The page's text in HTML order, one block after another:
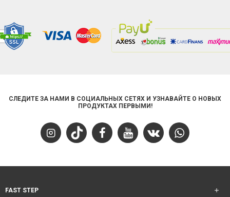
СЛЕДИТЕ ЗА НАМИ В СОЦИАЛЬНЫХ СЕТЯХ И УЗНАВАЙТЕ О НОВЫХ
ПРОДУКТАХ ПЕРВЫМИ!
FAST STEP